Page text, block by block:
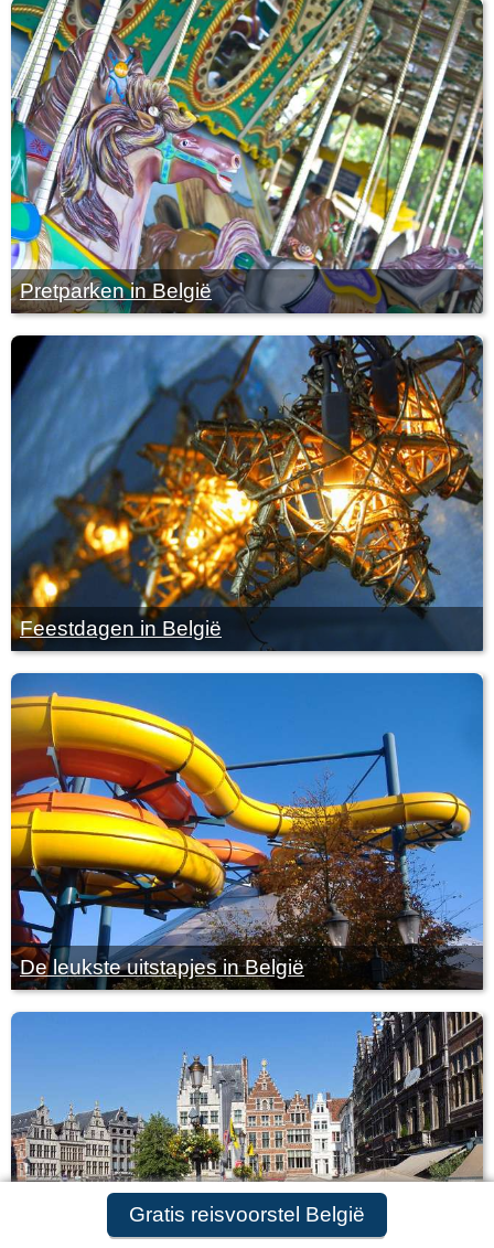
Gratis reisvoorstel aanvragen
Gratis reisvoorstel België
Pretparken in België
Feestdagen in België
De leukste uitstapjes in België